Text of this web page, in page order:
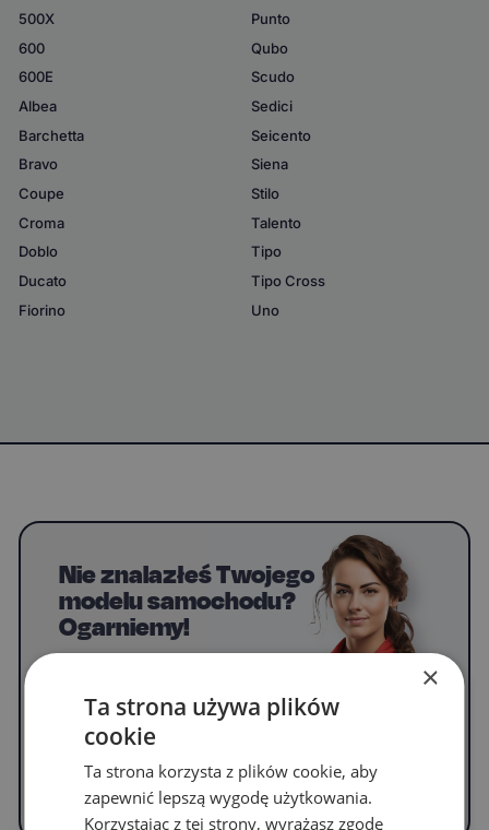
500X
600
600E
Albea
Barchetta
Bravo
Coupe
Croma
Doblo
Ducato
Fiorino
Punto
Qubo
Scudo
Sedici
Seicento
Siena
Stilo
Talento
Tipo
Tipo Cross
Uno
Nie znalazłeś Twojego
modelu samochodu?
Ogarniemy!
Napisz do nas, by uzyskać informacje o
WYPEŁNIJ FORMULARZ
×
Ta strona używa plików
cookie
Ta strona korzysta z plików cookie, aby
zapewnić lepszą wygodę użytkowania.
Korzystając z tej strony, wyrażasz zgodę